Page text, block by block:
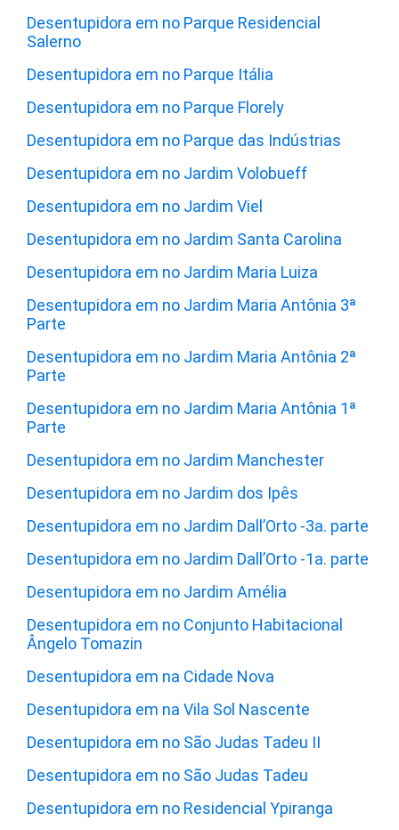
Desentupidora em no Parque Residencial
Salerno
Desentupidora em no Parque Itália
Desentupidora em no Parque Florely
Desentupidora em no Parque das Indústrias
Desentupidora em no Jardim Volobueff
Desentupidora em no Jardim Viel
Desentupidora em no Jardim Santa Carolina
Desentupidora em no Jardim Maria Luiza
Desentupidora em no Jardim Maria Antônia 3ª
Parte
Desentupidora em no Jardim Maria Antônia 2ª
Parte
Desentupidora em no Jardim Maria Antônia 1ª
Parte
Desentupidora em no Jardim Manchester
Desentupidora em no Jardim dos Ipês
Desentupidora em no Jardim Dall’Orto -3a. parte
Desentupidora em no Jardim Dall’Orto -1a. parte
Desentupidora em no Jardim Amélia
Desentupidora em no Conjunto Habitacional
Ângelo Tomazin
Desentupidora em na Cidade Nova
Desentupidora em na Vila Sol Nascente
Desentupidora em no São Judas Tadeu II
Desentupidora em no São Judas Tadeu
Desentupidora em no Residencial Ypiranga